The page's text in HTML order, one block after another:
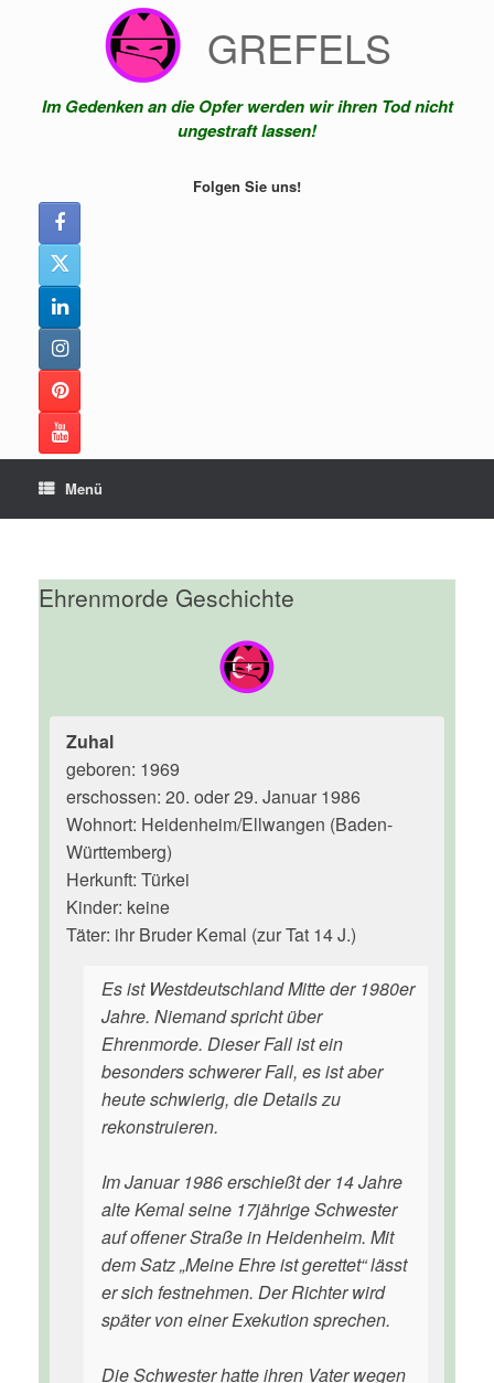
GREFELS
Im Gedenken an die Opfer werden wir ihren Tod nicht
ungestraft lassen!
Folgen Sie uns!
Menü
Ehrenmorde Geschichte
Zuhal
geboren: 1969
erschossen: 20. oder 29. Januar 1986
Wohnort: Heidenheim/Ellwangen (Baden-
Württemberg)
Herkunft: Türkei
Kinder: keine
Täter: ihr Bruder Kemal (zur Tat 14 J.)
Es ist Westdeutschland Mitte der 1980er
Jahre. Niemand spricht über
Ehrenmorde. Dieser Fall ist ein
besonders schwerer Fall, es ist aber
heute schwierig, die Details zu
rekonstruieren.
Im Januar 1986 erschießt der 14 Jahre
alte Kemal seine 17jährige Schwester
auf offener Straße in Heidenheim. Mit
dem Satz „Meine Ehre ist gerettet“ lässt
er sich festnehmen. Der Richter wird
später von einer Exekution sprechen.
Die Schwester hatte ihren Vater wegen